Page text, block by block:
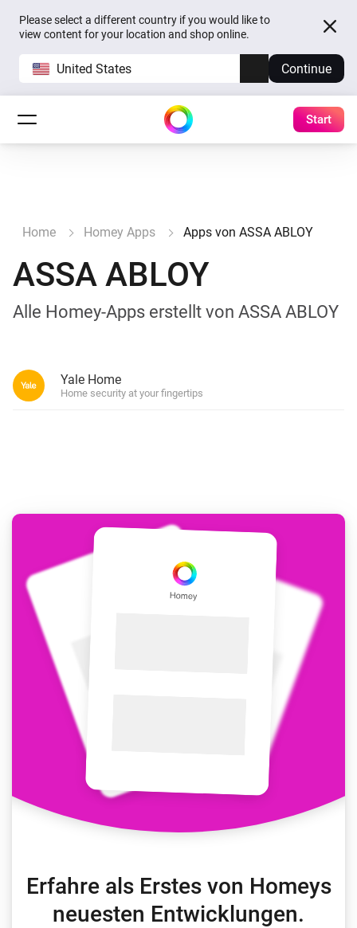
Please select a different country if you would like to
view content for your location and shop online.
United States Continue
Start
Home Homey Apps Apps von ASSA ABLOY
ASSA ABLOY
Alle Homey-Apps erstellt von ASSA ABLOY
Yale Home
Home security at your fingertips
Erfahre als Erstes von Homeys
neuesten Entwicklungen.